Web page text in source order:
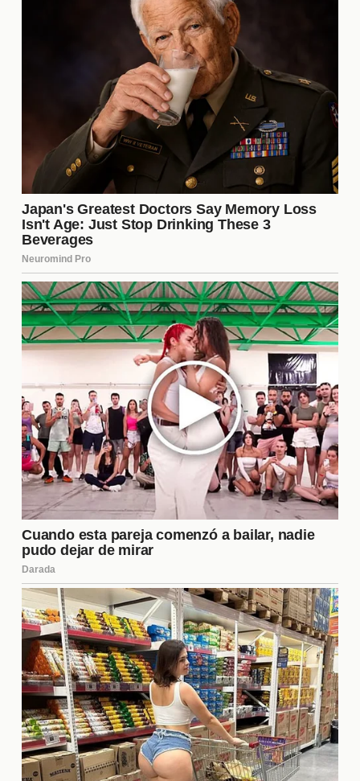
ataque. Ambos jugadores han tenido actuaciones
mixtas en los últimos partidos, lo que genera
incertidumbre sobre su rendimiento en el próximo
encuentro. Sin embargo, su talento indiscutible
podría ser determinante si logran encontrar su
mejor forma.
La importancia de Villa
El regreso deVillaal equipo es un factor que
podría cambiar el rumbo del partido. Su habilidad
para desbordar y crear oportunidades de gol es
invaluable. Villa ha sido una figura central en el
ataque de Boca, y su presencia en el campo podría
darles la ventaja necesaria para superar a Cruzeiro.
La afición espera que su actuación sea decisiva y
que pueda marcar la diferencia en momentos
críticos del encuentro.
Expectativas de la afición
La hinchada de Boca Juniors es conocida por su
pasión y lealtad. Las expectativas para este partido
son altas, y los aficionados confían en que el
equipo logrará un resultado positivo. La atmósfera
en el estadio promete ser electrizante, con miles de
seguidores animando a sus jugadores. La presión
del público puede ser un impulso para el equipo,
pero también puede generar tensión. Sin duda, la
afición jugará un papel fundamental en el desarrollo
del encuentro.
Estadísticas clave del encuentro
Las estadísticas siempre juegan un papel
importante en la previa de un partido. En el caso de